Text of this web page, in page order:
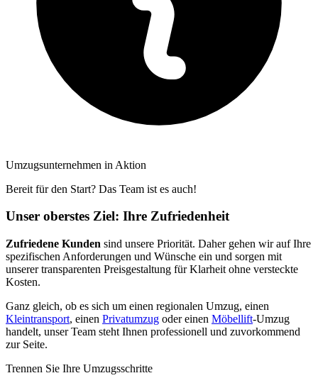
Umzugsunternehmen in Aktion
Bereit für den Start? Das Team ist es auch!
Unser oberstes Ziel: Ihre Zufriedenheit
Zufriedene Kunden sind unsere Priorität. Daher gehen wir auf Ihre
spezifischen Anforderungen und Wünsche ein und sorgen mit
unserer transparenten Preisgestaltung für Klarheit ohne versteckte
Kosten.
Ganz gleich, ob es sich um einen regionalen Umzug, einen
Kleintransport, einen Privatumzug oder einen Möbellift-Umzug
handelt, unser Team steht Ihnen professionell und zuvorkommend
zur Seite.
Trennen Sie Ihre Umzugsschritte